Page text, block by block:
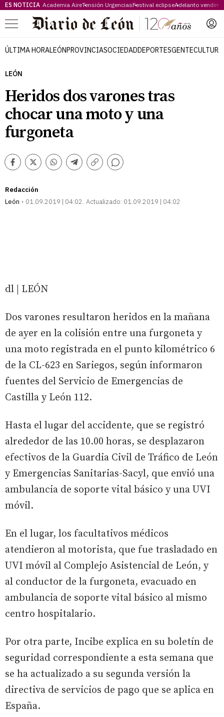
ES NOTICIA Academia AireTensión UrgenciasFestival eclipseAdelanto
Menú
ÚLTIMA HORALEÓNPROVINCIASOCIEDADDEPORTESGENTECULTURA
LEÓN
Heridos dos varones tras
chocar una moto y una
furgoneta
Facebook
TwitterWhatsappTelegram
Copiar
Comentarios
Redacción
León
01.09.2019 | 04:02 Actualizado: 01.09.2019 | 04:02
dl | LEÓN
Dos varones resultaron heridos en la mañana
de ayer en la colisión entre una furgoneta y
una moto registrada en el punto kilométrico 6
de la CL-623 en Sariegos, según informaron
fuentes del Servicio de Emergencias de
Castilla y León 112.
Hasta el lugar del accidente, que se registró
alrededor de las 10.00 horas, se desplazaron
efectivos de la Guardia Civil de Tráfico de León
y Emergencias Sanitarias-Sacyl, que envió una
ambulancia de soporte vital básico y una UVI
móvil.
En el lugar, los facultativos médicos
atendieron al motorista, que fue trasladado en
UVI móvil al Complejo Asistencial de León, y
al conductor de la furgoneta, evacuado en
ambulancia de soporte vital básico al mismo
centro hospitalario.
Por otra parte, Incibe explica en su boletín de
seguridad correspondiente a esta semana que
se ha actualizado a su segunda versión la
directiva de servicios de pago que se aplica en
España.